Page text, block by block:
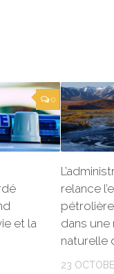
0
et la
relance
dans une
naturelle
23